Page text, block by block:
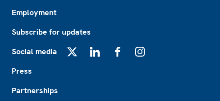
Employment
Subscribe for updates
Social media
Press
Partnerships